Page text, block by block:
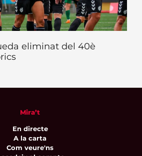
eliminat del 40è
Mira’t
En directe
A la carta
Com veure'ns